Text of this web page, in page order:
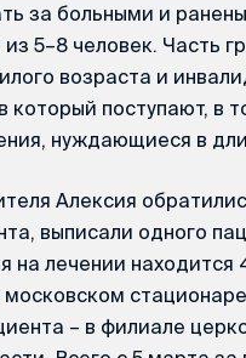
за больными и
5–8 человек. Часть
возраста и
поступают, в
нуждающиеся в
Алексия
выписали одного
на лечении находится
– в филиале